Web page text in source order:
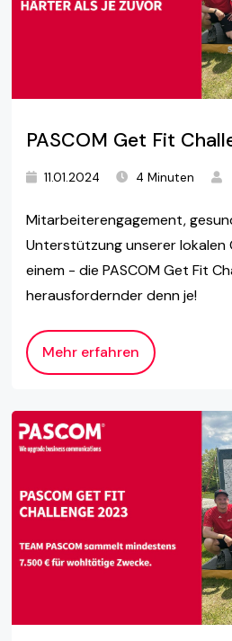
PASCOM Get Fit
11.01.2024 4 Minuten
Mitarbeiterengagement,
Unterstützung unserer lokalen
einem - die PASCOM Get Fit
herausfordernder denn je!
Mehr erfahren